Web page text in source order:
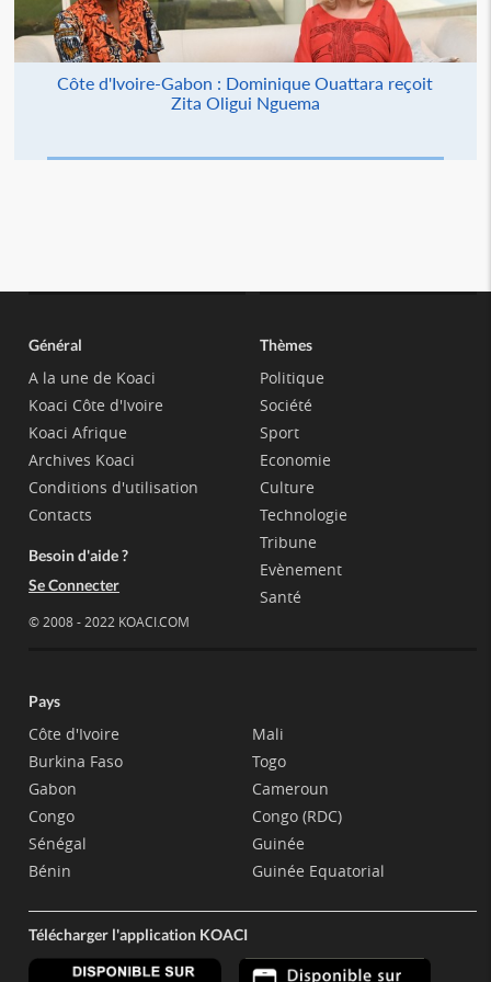
Côte d'Ivoire-Gabon : Dominique Ouattara reçoit
Zita Oligui Nguema
Général
A la une de Koaci
Koaci Côte d'Ivoire
Koaci Afrique
Archives Koaci
Conditions d'utilisation
Contacts
Besoin d'aide ?
Se Connecter
© 2008 - 2022 KOACI.COM
Thèmes
Politique
Société
Sport
Economie
Culture
Technologie
Tribune
Evènement
Santé
Pays
Côte d'Ivoire
Burkina Faso
Gabon
Congo
Sénégal
Bénin
Mali
Togo
Cameroun
Congo (RDC)
Guinée
Guinée Equatorial
Télécharger l'application KOACI